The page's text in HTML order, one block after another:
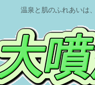
温泉と肌のふれあいは